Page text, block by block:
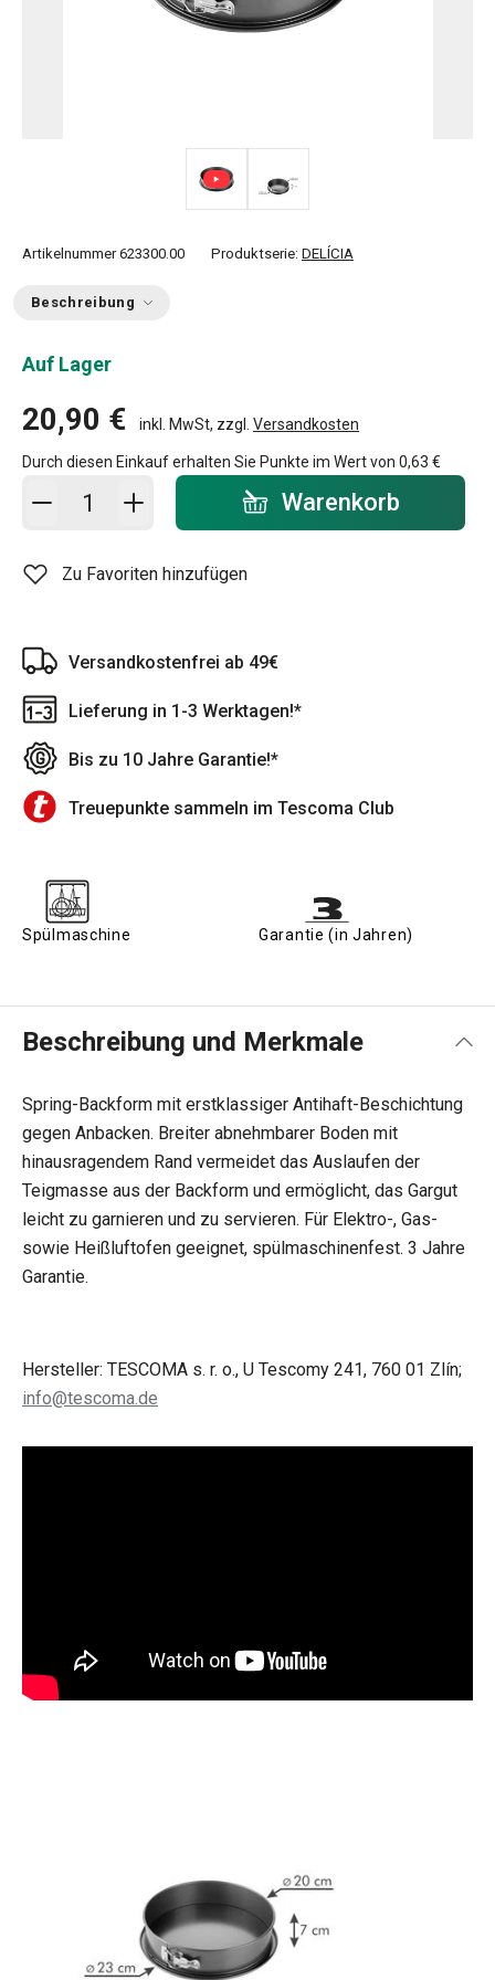
Artikelnummer 623300.00 Produktserie: DELÍCIA
Beschreibung
Auf Lager
20,90 € inkl. MwSt, zzgl. Versandkosten
Durch diesen Einkauf erhalten Sie Punkte im Wert von 0,63 €
In den Warenkorb - Menge Warenkorb
Zu Favoriten hinzufügen
Versandkostenfrei ab 49€
Lieferung in 1-3 Werktagen!*
Bis zu 10 Jahre Garantie!*
Treuepunkte sammeln im Tescoma Club
Spülmaschine Garantie (in Jahren)
Beschreibung und Merkmale
Spring-Backform mit erstklassiger Antihaft-Beschichtung
gegen Anbacken. Breiter abnehmbarer Boden mit
hinausragendem Rand vermeidet das Auslaufen der
Teigmasse aus der Backform und ermöglicht, das Gargut
leicht zu garnieren und zu servieren. Für Elektro-, Gas-
sowie Heißluftofen geeignet, spülmaschinenfest. 3 Jahre
Garantie.
Hersteller: TESCOMA s. r. o., U Tescomy 241, 760 01 Zlín;
info@tescoma.de